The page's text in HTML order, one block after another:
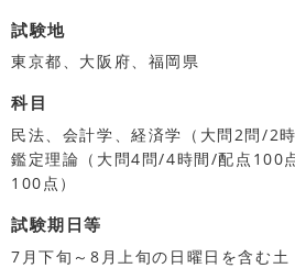
試験地
東京都、大阪府、福岡県
科目
民法、会計学、経済学（大問2問/2
鑑定理論（大問4問/4時間/配点100
100点）
試験期日等
7月下旬～8月上旬の日曜日を含む土